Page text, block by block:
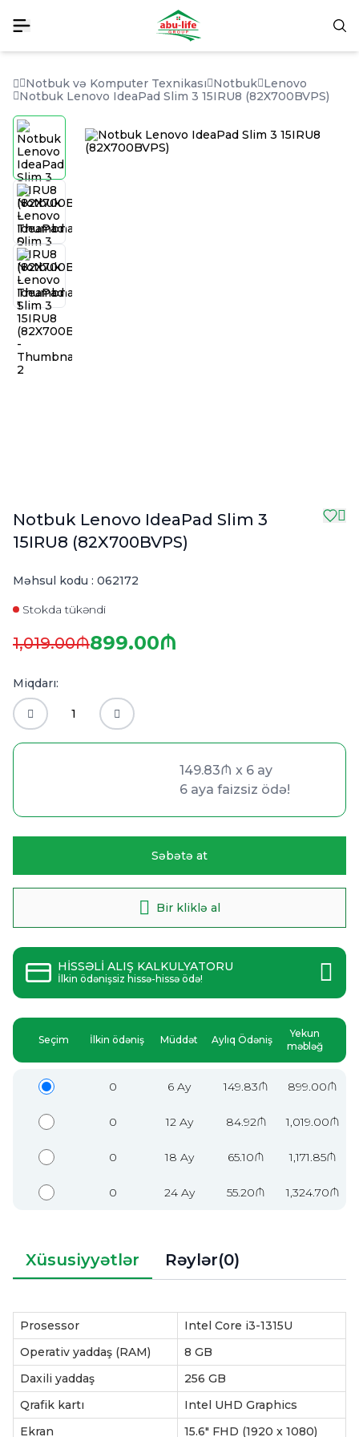
Notbuk və Komputer Texnikası Notbuk Lenovo
Notbuk Lenovo IdeaPad Slim 3 15IRU8 (82X700BVPS)
Notbuk Lenovo IdeaPad Slim 3
15IRU8 (82X700BVPS)
Məhsul kodu : 062172
Stokda tükəndi
1,019.00₼899.00₼
Miqdarı:
149.83₼ x 6 ay
6 aya faizsiz ödə!
149.83₼ x 6 ay
6 aya faizsiz ödə!
Səbətə at
Bir kliklə al
HİSSƏLİ ALIŞ KALKULYATORU
İlkin ödənişsiz hissə-hissə ödə!
Seçim İlkin ödəniş Müddət Aylıq Ödəniş
Yekun
məbləğ
0 6 Ay 149.83₼ 899.00₼
0 12 Ay 84.92₼ 1,019.00₼
0 18 Ay 65.10₼ 1,171.85₼
0 24 Ay 55.20₼ 1,324.70₼
Xüsusiyyətlər Rəylər(0)
Prosessor
Intel Core i3-1315U
Operativ yaddaş (RAM)
8 GB
Daxili yaddaş
256 GB
Qrafik kartı
Intel UHD Graphics
Ekran
15.6" FHD (1920 x 1080)